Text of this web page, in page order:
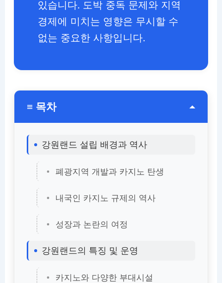
있습니다. 도박 중독 문제와 지역
경제에 미치는 영향은 무시할 수
없는 중요한 사항입니다.
≡ 목차
강원랜드 설립 배경과 역사
폐광지역 개발과 카지노 탄생
내국인 카지노 규제의 역사
성장과 논란의 여정
강원랜드의 특징 및 운영
카지노와 다양한 부대시설